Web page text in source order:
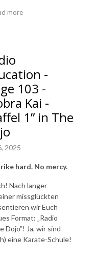
more
-
103 -
Kai -
1” in The
2025
hard. No mercy.
Nach langer
missglückten
wir Euch
Format: „Radio
Dojo”! Ja, wir sind
eine Karate-Schule!